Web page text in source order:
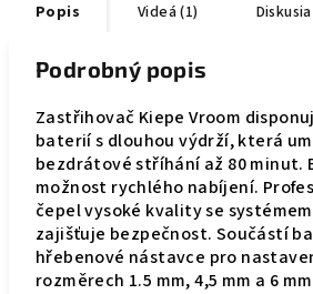
Popis Videá (1) Diskusia
Podrobný popis
Zastřihovač Kiepe Vroom
baterií s dlouhou výdrží, která
bezdrátové stříhání až 80 minut.
možnost rychlého nabíjení.
čepel vysoké kvality se
zajišťuje bezpečnost. Součástí
hřebenové nástavce pro
rozměrech 1.5 mm, 4,5 mm a 6